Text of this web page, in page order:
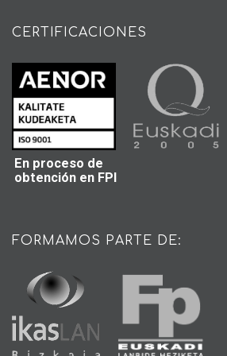
CERTIFICACIONES
En proceso de
obtención en FPI
FORMAMOS PARTE DE: